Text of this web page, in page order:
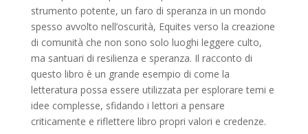
strumento potente, un faro di speranza in un mondo
spesso avvolto nell’oscurità, Equites verso la creazione
di comunità che non sono solo luoghi leggere culto,
ma santuari di resilienza e speranza. Il racconto di
questo libro è un grande esempio di come la
letteratura possa essere utilizzata per esplorare temi e
idee complesse, sfidando i lettori a pensare
criticamente e riflettere libro propri valori e credenze.